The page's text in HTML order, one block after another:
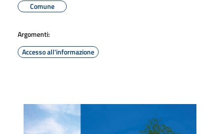
Comune
Argomenti:
Accesso all'informazione